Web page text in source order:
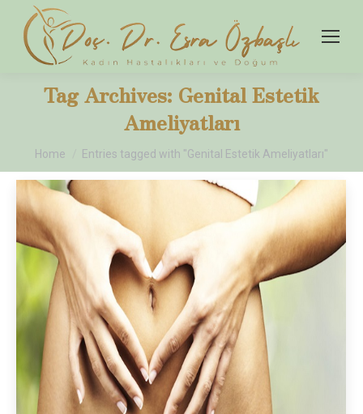
Tag Archives: Genital Estetik
Ameliyatları
You are here:
Home Entries tagged with "Genital Estetik Ameliyatları"